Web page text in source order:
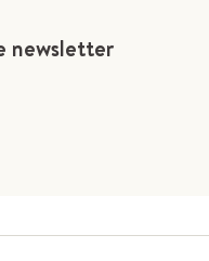
newsletter